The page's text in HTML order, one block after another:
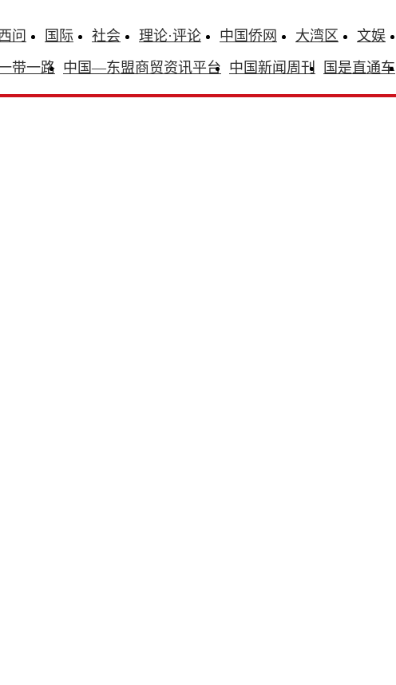
问 国际 社会 理论·评论 中国侨网 大湾区 文娱
带一路 中国—东盟商贸资讯平台 中国新闻周刊 国是直通车